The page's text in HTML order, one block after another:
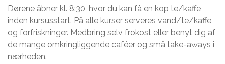
Dørene åbner kl. 8:30, hvor du kan få en kop te/kaffe
inden kursusstart. På alle kurser serveres vand/te/kaffe
og forfriskninger. Medbring selv frokost eller benyt dig af
de mange omkringliggende caféer og små take-aways i
nærheden.